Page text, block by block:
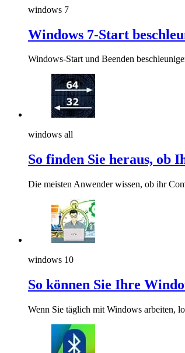
windows 7
Windows 7-Start
Windows-Start und Beenden
windows all
So finden Sie heraus, ob
Die meisten Anwender wissen, ob ihr
windows 10
So können Sie Ihre
Wenn Sie täglich mit Windows arbeiten,